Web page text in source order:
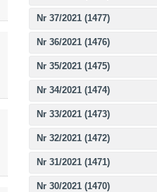
Nr 37/2021 (1477)
Nr 36/2021 (1476)
Nr 35/2021 (1475)
Nr 34/2021 (1474)
Nr 33/2021 (1473)
Nr 32/2021 (1472)
Nr 31/2021 (1471)
Nr 30/2021 (1470)